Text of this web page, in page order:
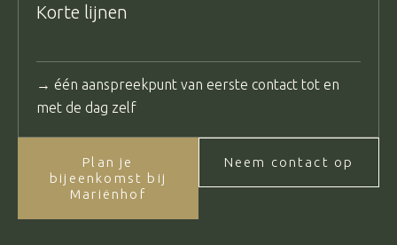
Korte lijnen
→ één aanspreekpunt van eerste contact tot en
met de dag zelf
Plan je
bijeenkomst bij
Mariënhof
Neem contact op